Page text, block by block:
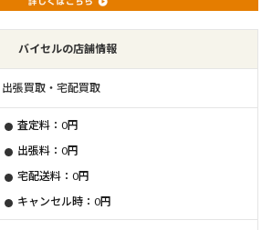
バイセルの店舗情報
出張買取・宅配買取
査定料：0円
出張料：0円
宅配送料：0円
キャンセル時：0円